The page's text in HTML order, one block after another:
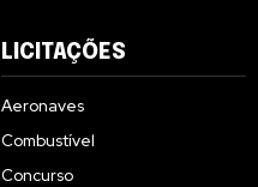
LICITAÇÕES
Aeronaves
Combustível
Concurso